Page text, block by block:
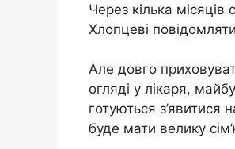
Через кілька
Хлопцеві
Але довго
огляді у лікаря,
готуються
буде мати велику